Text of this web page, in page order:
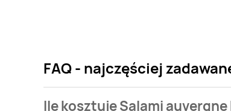
FAQ - najczęściej
Ile kosztuje Salami auvergne